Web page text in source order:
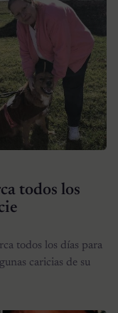
todos los
todos los días para
caricias de su